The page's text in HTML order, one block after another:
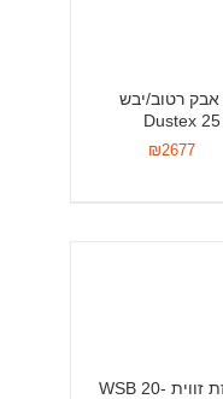
רטוב/יבש
Dustex
₪2677
משחזת זווית WSB 20-